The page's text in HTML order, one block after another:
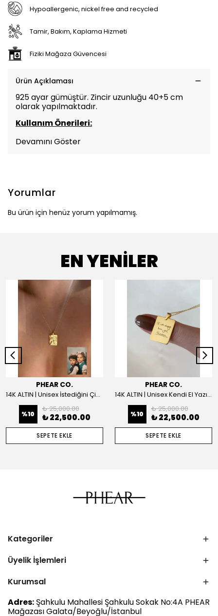
Hypoallergenic, nickel free and recycled
Tamir, Bakım, Kaplama Hizmeti
Fiziki Mağaza Güvencesi
Ürün Açıklaması
925 ayar gümüştür. Zincir uzunluğu 40+5 cm
olarak yapılmaktadır.
Kullanım Önerileri:
Devamını Göster
Yorumlar
Bu ürün için henüz yorum yapılmamış.
EN YENİLER
PHEAR CO.
14K ALTIN | Unisex İstediğini Çizdir Kolye
%10
₺ 25,000.00
₺ 22,500.00
SEPETE EKLE
PHEAR CO.
14K ALTIN | Unisex Kendi El Yazın ile İstediğini Yazdır Plaka Kolye
%10
₺ 25,000.00
₺ 22,500.00
SEPETE EKLE
Kategoriler
Üyelik İşlemleri
Kurumsal
Adres: Şahkulu Mahallesi Şahkulu Sokak No:4A PHEAR
Mağazası Galata/Beyoğlu/İstanbul